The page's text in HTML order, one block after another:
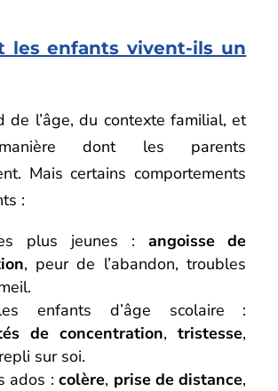
les enfants vivent-ils un
de l’âge, du contexte familial, et
dont les parents
Mais certains comportements
:
plus jeunes : angoisse de
, peur de l’abandon, troubles
enfants d’âge scolaire :
de concentration,tristesse,
sur soi.
ados :colère, prise de distance,